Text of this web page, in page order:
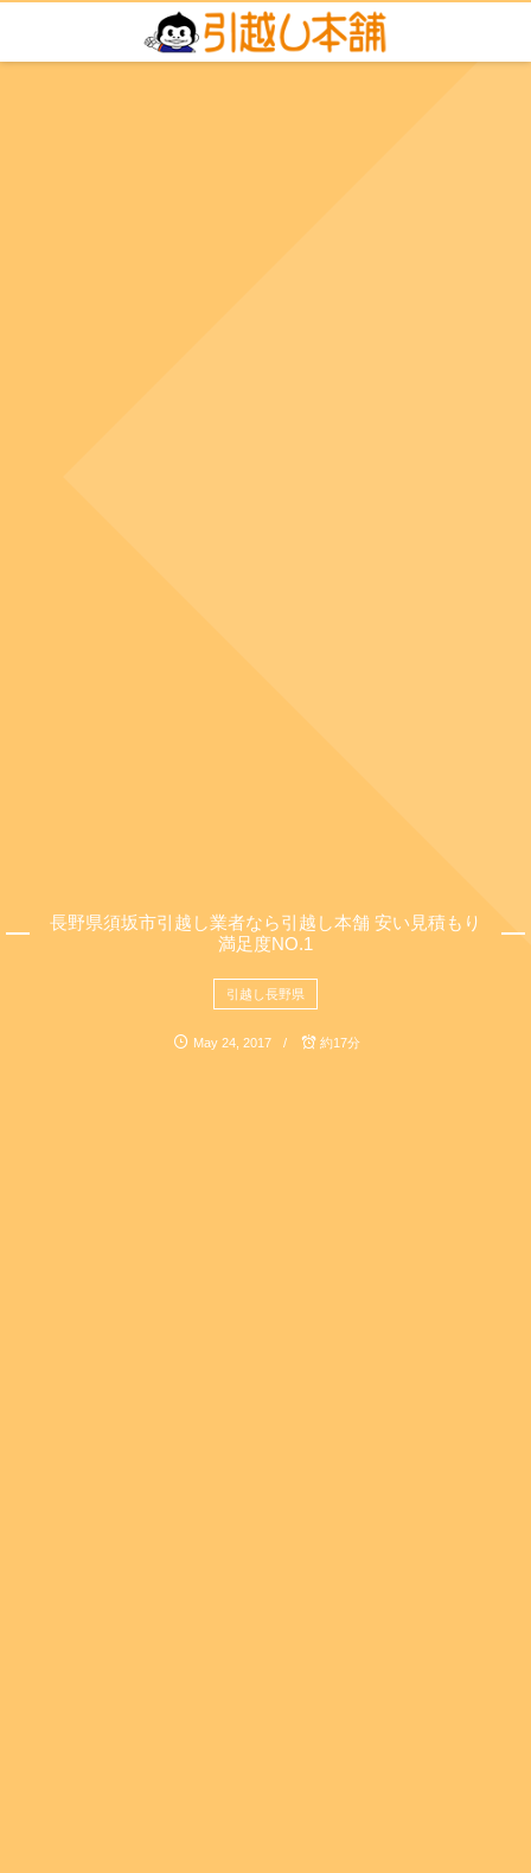
長野県須坂市引越し業者なら引越し本舗 安い見積もり
満足度NO.1
引越し長野県
May 24, 2017 約17分